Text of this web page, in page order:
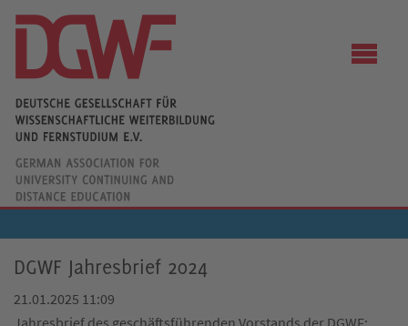
DGWF Jahresbrief 2024
21.01.2025 11:09
Jahresbrief des geschäftsführenden Vorstands der DGWF: